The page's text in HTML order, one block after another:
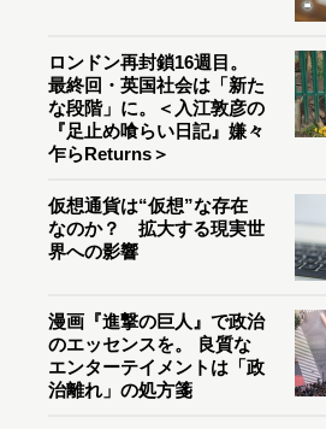
ロンドン再封鎖16週目。
最終回・英国社会は「新た
な段階」に。＜入江敦彦の
『足止め喰らい日記』嫌々
乍らReturns＞
仮想通貨は“仮想”な存在
なのか？ 拡大する現実世
界への影響
漫画『進撃の巨人』で政治
のエッセンスを。 良質な
エンターテイメントは「政
治離れ」の処方箋